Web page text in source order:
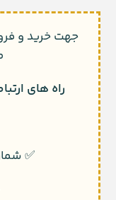
جهت خرید و
راه های
✅